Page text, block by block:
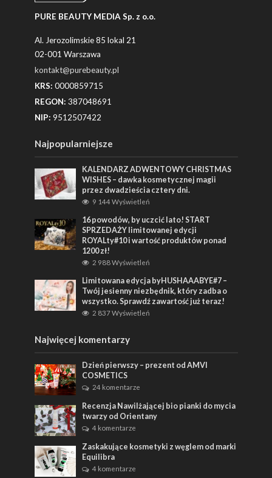
PURE BEAUTY MEDIA Sp. z o.o.
Al. Jerozolimskie 85 lokal 21
02-001 Warszawa
kontakt@purebeauty.pl
KRS: 0000859715
REGON: 387048691
NIP: 9512507422
Najpopularniejsze
KALENDARZ ADWENTOWY CHRISTMAS
WISHES – dawka kosmetycznej magii
przez dwadzieścia cztery dni.
9 144 Wyświetleń
16 powodów, by uczcić lato! START
SPRZEDAŻY limitowanej edycji
ROYALty#10 i wartość produktów ponad
1200 zł!
2 988 Wyświetleń
Limitowana edycja byHUSHAAABYE#7 –
Twój jesienny niezbędnik, który zadba o
wszystko. Sprawdź zawartość już teraz!
2 837 Wyświetleń
Najwięcej komentarzy
Dzień pierwszy – prezent od AMVI
COSMETICS
24 komentarze
Recenzja Nawilżającej bio pianki do mycia
twarzy od Orientany
4 komentarze
Zaskakujące kosmetyki z węglem od marki
Equilibra
4 komentarze